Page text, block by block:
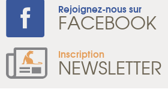
Rejoignez-nous sur
FACEBOOK
Inscription
NEWSLETTER